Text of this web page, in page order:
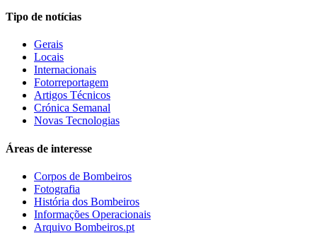
Tipo de notícias
Gerais
Locais
Internacionais
Fotorreportagem
Artigos Técnicos
Crónica Semanal
Novas Tecnologias
Áreas de interesse
Corpos de Bombeiros
Fotografia
História dos Bombeiros
Informações Operacionais
Arquivo Bombeiros.pt